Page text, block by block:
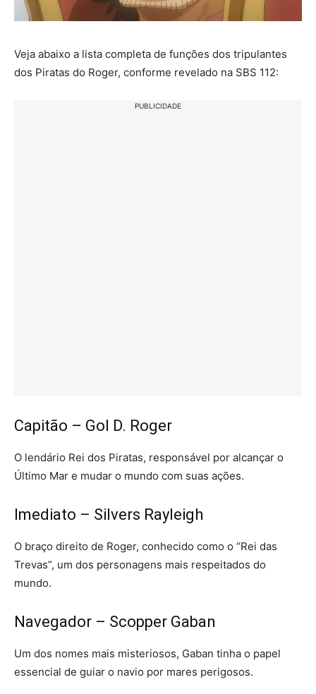
Veja abaixo a lista completa de funções dos tripulantes
dos Piratas do Roger, conforme revelado na SBS 112:
PUBLICIDADE
Capitão – Gol D. Roger
O lendário Rei dos Piratas, responsável por alcançar o
Último Mar e mudar o mundo com suas ações.
Imediato – Silvers Rayleigh
O braço direito de Roger, conhecido como o “Rei das
Trevas”, um dos personagens mais respeitados do
mundo.
Navegador – Scopper Gaban
Um dos nomes mais misteriosos, Gaban tinha o papel
essencial de guiar o navio por mares perigosos.